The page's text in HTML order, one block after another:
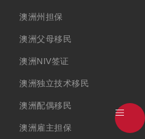
澳洲州担保
澳洲父母移民
澳洲NIV签证
澳洲独立技术移民
澳洲配偶移民
澳洲雇主担保